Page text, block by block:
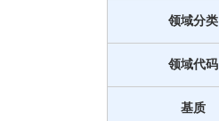
领域分类
领域代码
基质